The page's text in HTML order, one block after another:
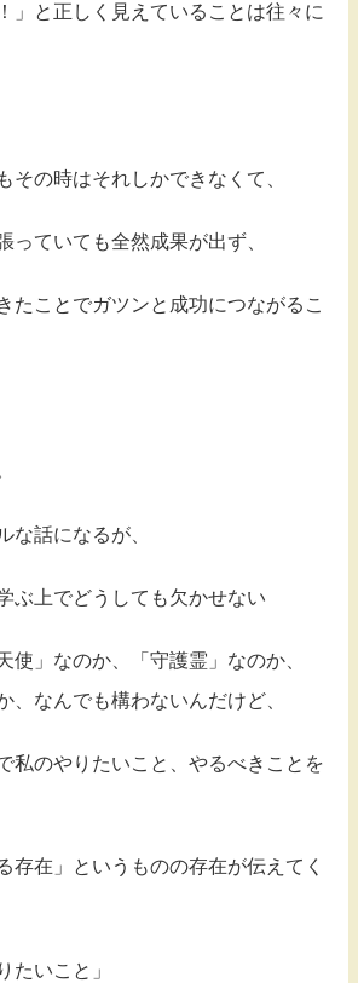
」と正しく見えていることは往々に
その時はそれしかできなくて、
っていても全然成果が出ず、
たことでガツンと成功につながるこ
な話になるが、
ぶ上でどうしても欠かせない
使」なのか、「守護霊」なのか、
、なんでも構わないんだけど、
私のやりたいこと、やるべきことを
存在」というものの存在が伝えてく
たいこと」